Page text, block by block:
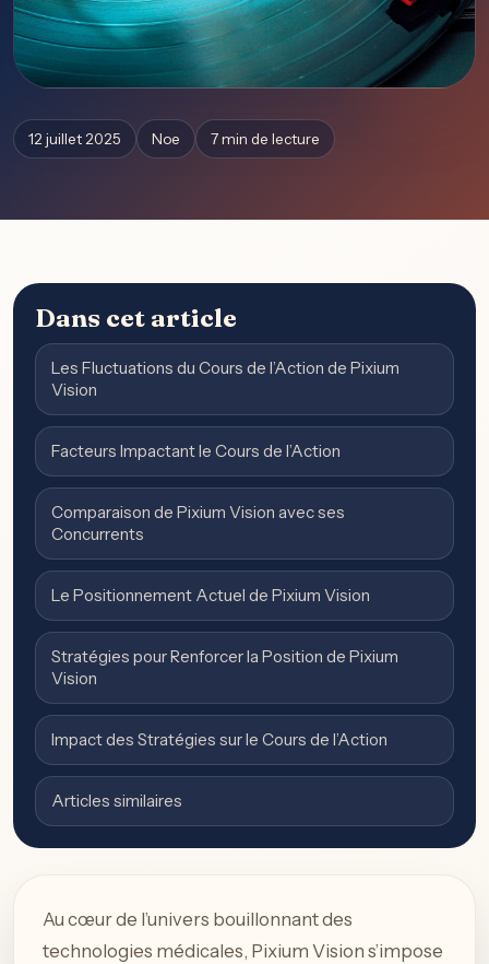
12 juillet 2025 Noe 7 min de lecture
Dans cet article
Les Fluctuations du Cours de l’Action de Pixium
Vision
Facteurs Impactant le Cours de l’Action
Comparaison de Pixium Vision avec ses
Concurrents
Le Positionnement Actuel de Pixium Vision
Stratégies pour Renforcer la Position de Pixium
Vision
Impact des Stratégies sur le Cours de l’Action
Articles similaires
Au cœur de l’univers bouillonnant des
technologies médicales, Pixium Vision s’impose